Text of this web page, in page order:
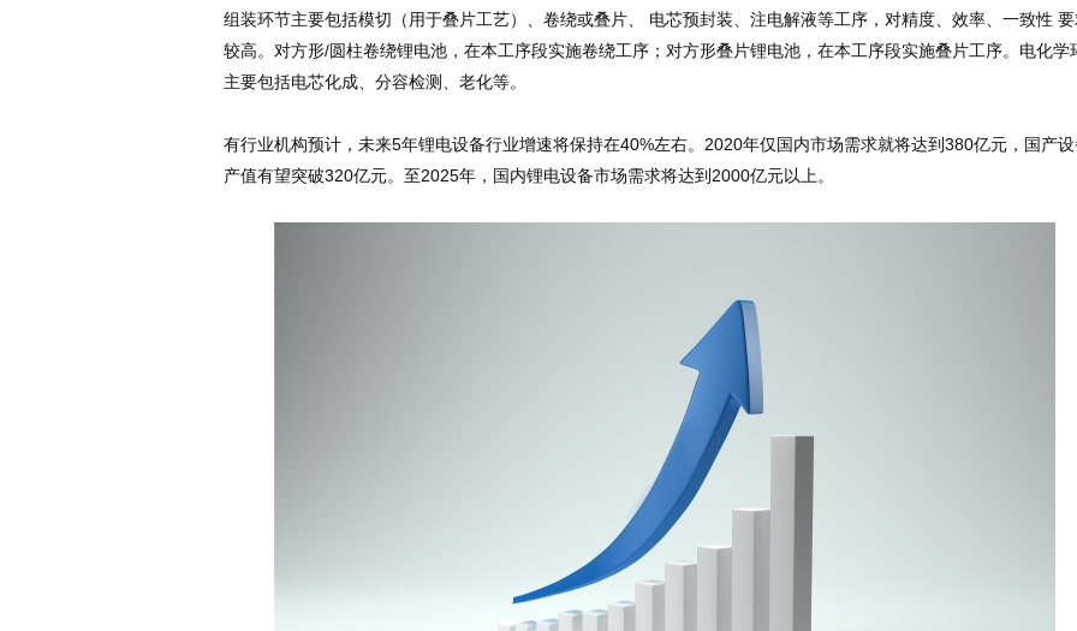
组装环节主要包括模切（用于叠片工艺）、卷绕或叠片、 电芯预封装、注电解液等工序，对精度、效率、一致性
较高。对方形/圆柱卷绕锂电池，在本工序段实施卷绕工序；对方形叠片锂电池，在本工序段实施叠片工序。电化学
主要包括电芯化成、分容检测、老化等。
有行业机构预计，未来5年锂电设备行业增速将保持在40%左右。2020年仅国内市场需求就将达到380亿元，国产
产值有望突破320亿元。至2025年，国内锂电设备市场需求将达到2000亿元以上。